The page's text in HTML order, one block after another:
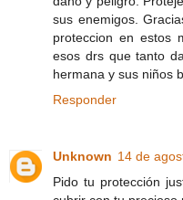
sus enemigos.
proteccion en estos
esos drs que tanto
hermana y sus niños
Responder
Unknown 14 de
Pido tu protección